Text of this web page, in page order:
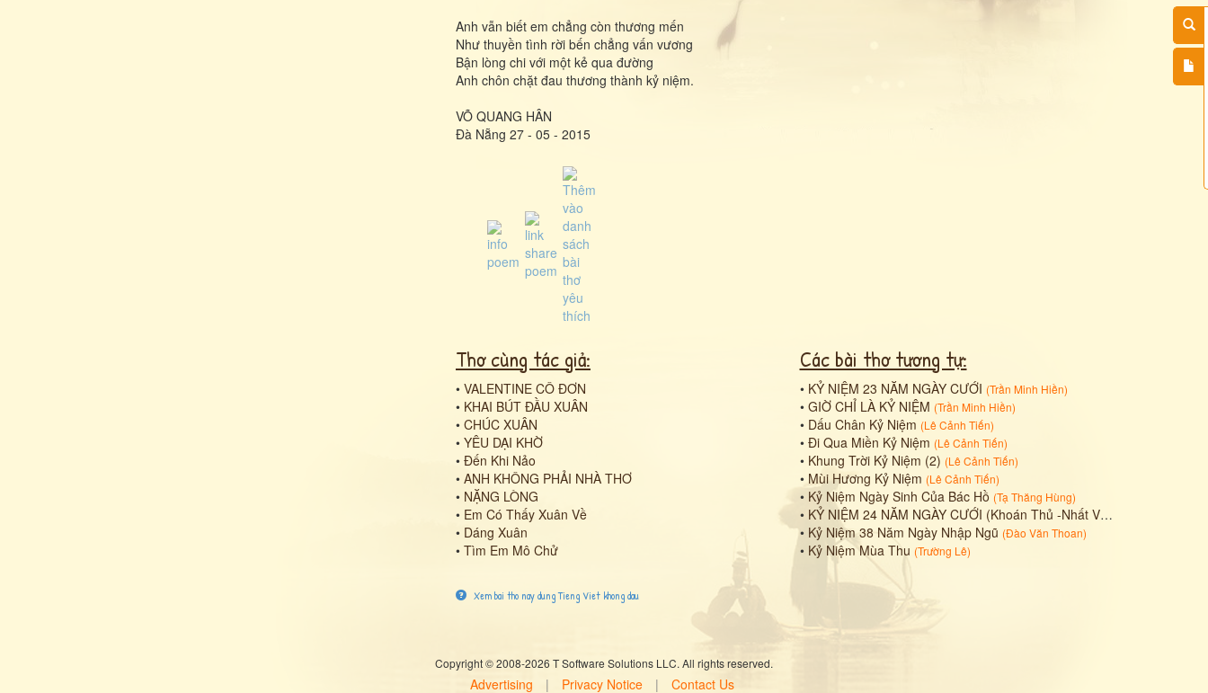
Anh vẫn biết em chẳng còn thương mến
Như thuyền tình rời bến chẳng vấn vương
Bận lòng chi với một kẻ qua đường
Anh chôn chặt đau thương thành kỷ niệm.
VÕ QUANG HÂN
Đà Nẵng 27 - 05 - 2015
Thơ cùng tác giả:
• VALENTINE CÔ ĐƠN
• KHAI BÚT ĐẦU XUÂN
• CHÚC XUÂN
• YÊU DẠI KHỜ
• Đến Khi Nảo
• ANH KHÔNG PHẢI NHÀ THƠ
• NẶNG LÒNG
• Em Có Thấy Xuân Về
• Dáng Xuân
• Tìm Em Mô Chử
Các bài thơ tương tự:
• KỶ NIỆM 23 NĂM NGÀY CƯỚI (Trần Minh Hiền)
• GIỜ CHỈ LÀ KỶ NIỆM (Trần Minh Hiền)
• Dấu Chân Kỷ Niệm (Lê Cảnh Tiến)
• Đi Qua Miền Kỷ Niệm (Lê Cảnh Tiến)
• Khung Trời Kỷ Niệm (2) (Lê Cảnh Tiến)
• Mùi Hương Kỷ Niệm (Lê Cảnh Tiến)
• Kỷ Niệm Ngày Sinh Của Bác Hồ (Tạ Thăng Hùng)
• KỶ NIỆM 24 NĂM NGÀY CƯỚI (Khoán Thủ -Nhất Vận)
• Kỷ Niệm 38 Năm Ngày Nhập Ngũ (Đào Văn Thoan)
• Kỷ Niệm Mùa Thu (Trường Lê)
Xem bai tho nay dung Tieng Viet khong dau
Copyright © 2008-2026 T Software Solutions LLC. All rights reserved.
Advertising | Privacy Notice | Contact Us